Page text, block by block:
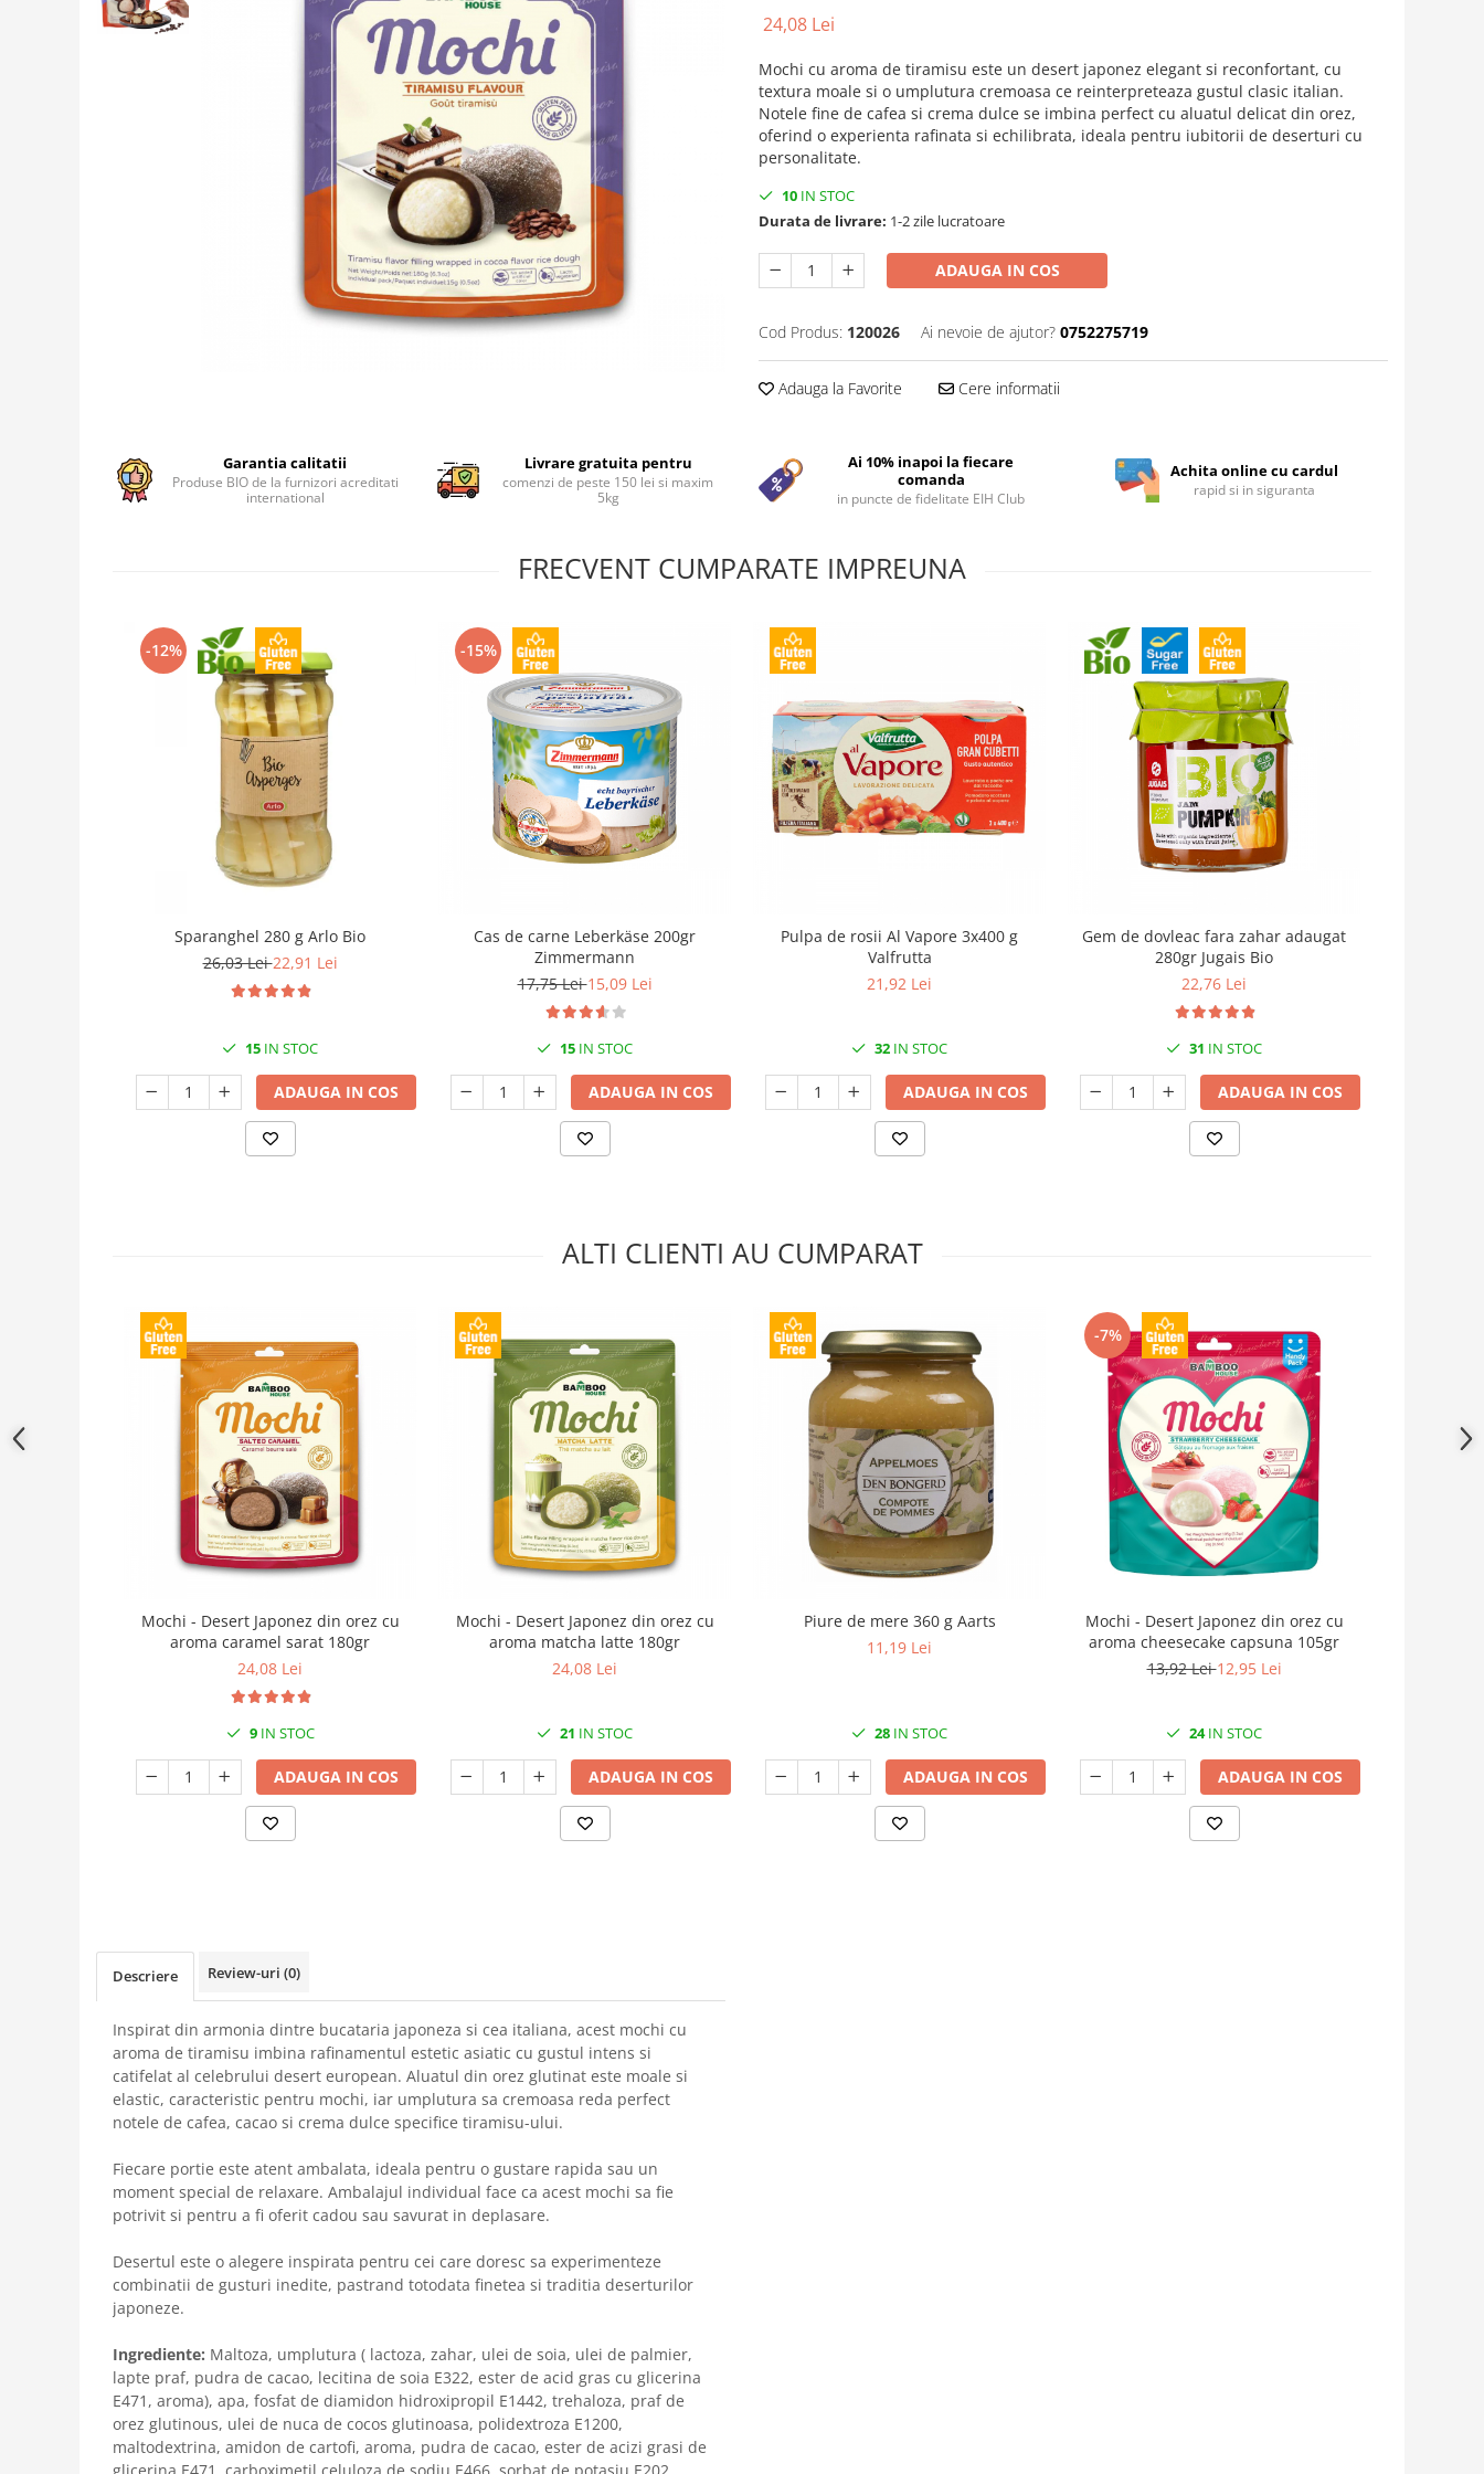
Condimente turcesti
24,08 Lei
Mochi cu aroma de tiramisu este un desert japonez elegant si reconfortant, cu
textura moale si o umplutura cremoasa ce reinterpreteaza gustul clasic italian.
Notele fine de cafea si crema dulce se imbina perfect cu aluatul delicat din orez,
oferind o experienta rafinata si echilibrata, ideala pentru iubitorii de deserturi cu
personalitate.
10 IN STOC
Durata de livrare: 1-2 zile lucratoare
ADAUGA IN COS
Cod Produs: 120026 Ai nevoie de ajutor? 0752275719
Adauga la Favorite Cere informatii
Garantia calitatii
Produse BIO de la furnizori acreditati
international
Livrare gratuita pentru
comenzi de peste 150 lei si maxim
5kg
Ai 10% inapoi la fiecare
comanda
in puncte de fidelitate EIH Club
Achita online cu cardul
rapid si in siguranta
FRECVENT CUMPARATE IMPREUNA
-12%
Sparanghel 280 g Arlo Bio
26,03 Lei22,91 Lei
15 IN STOC
ADAUGA IN COS
-15%
Cas de carne Leberkäse 200gr
Zimmermann
17,75 Lei15,09 Lei
15 IN STOC
ADAUGA IN COS
Pulpa de rosii Al Vapore 3x400 g
Valfrutta
21,92 Lei
32 IN STOC
ADAUGA IN COS
Gem de dovleac fara zahar adaugat
280gr Jugais Bio
22,76 Lei
31 IN STOC
ADAUGA IN COS
ALTI CLIENTI AU CUMPARAT
Mochi - Desert Japonez din orez cu
aroma caramel sarat 180gr
24,08 Lei
9IN STOC
ADAUGA IN COS
Mochi - Desert Japonez din orez cu
aroma matcha latte 180gr
24,08 Lei
21 IN STOC
ADAUGA IN COS
Piure de mere 360 g Aarts
11,19 Lei
28 IN STOC
ADAUGA IN COS
-7%
Mochi - Desert Japonez din orez cu
aroma cheesecake capsuna 105gr
13,92 Lei12,95 Lei
24IN STOC
ADAUGA IN COS
Descriere Review-uri (0)
Inspirat din armonia dintre bucataria japoneza si cea italiana, acest mochi cu
aroma de tiramisu imbina rafinamentul estetic asiatic cu gustul intens si
catifelat al celebrului desert european. Aluatul din orez glutinat este moale si
elastic, caracteristic pentru mochi, iar umplutura sa cremoasa reda perfect
notele de cafea, cacao si crema dulce specifice tiramisu-ului.
Fiecare portie este atent ambalata, ideala pentru o gustare rapida sau un
moment special de relaxare. Ambalajul individual face ca acest mochi sa fie
potrivit si pentru a fi oferit cadou sau savurat in deplasare.
Desertul este o alegere inspirata pentru cei care doresc sa experimenteze
combinatii de gusturi inedite, pastrand totodata finetea si traditia deserturilor
japoneze.
Ingrediente: Maltoza, umplutura ( lactoza, zahar, ulei de soia, ulei de palmier,
lapte praf, pudra de cacao, lecitina de soia E322, ester de acid gras cu glicerina
E471, aroma), apa, fosfat de diamidon hidroxipropil E1442, trehaloza, praf de
orez glutinous, ulei de nuca de cocos glutinoasa, polidextroza E1200,
maltodextrina, amidon de cartofi, aroma, pudra de cacao, ester de acizi grasi de